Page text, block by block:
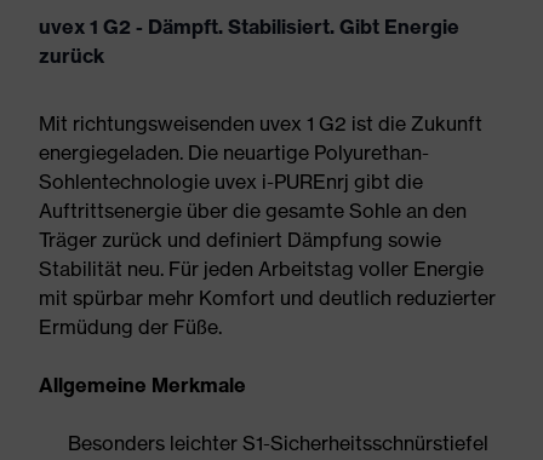
uvex 1 G2 - Dämpft. Stabilisiert. Gibt Energie
zurück
Mit richtungsweisenden uvex 1 G2 ist die Zukunft
energiegeladen. Die neuartige Polyurethan-
Sohlentechnologie uvex i-PUREnrj gibt die
Auftrittsenergie über die gesamte Sohle an den
Träger zurück und definiert Dämpfung sowie
Stabilität neu. Für jeden Arbeitstag voller Energie
mit spürbar mehr Komfort und deutlich reduzierter
Ermüdung der Füße.
Allgemeine Merkmale
Besonders leichter S1-Sicherheitsschnürstiefel